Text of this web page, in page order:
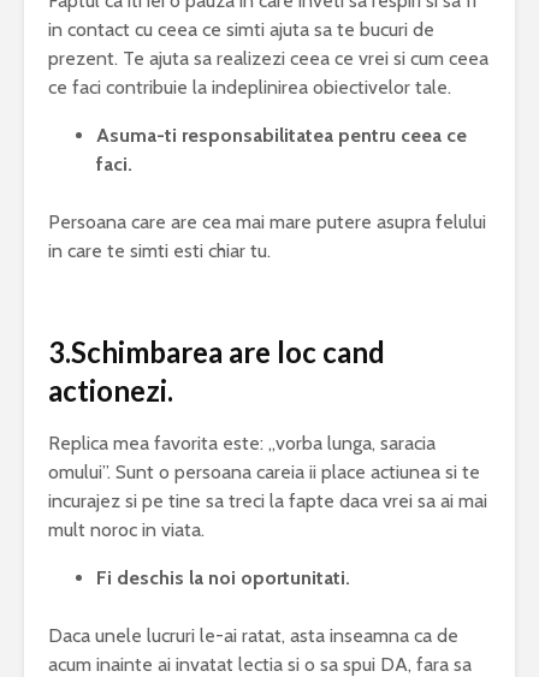
in contact cu ceea ce simti ajuta sa te bucuri de
prezent. Te ajuta sa realizezi ceea ce vrei si cum ceea
ce faci contribuie la indeplinirea obiectivelor tale.
Asuma-ti responsabilitatea pentru ceea ce
faci.
Persoana care are cea mai mare putere asupra felului
in care te simti esti chiar tu.
3.Schimbarea are loc cand
actionezi.
Replica mea favorita este: „vorba lunga, saracia
omului”. Sunt o persoana careia ii place actiunea si te
incurajez si pe tine sa treci la fapte daca vrei sa ai mai
mult noroc in viata.
Fi deschis la noi oportunitati.
Daca unele lucruri le-ai ratat, asta inseamna ca de
acum inainte ai invatat lectia si o sa spui DA, fara sa